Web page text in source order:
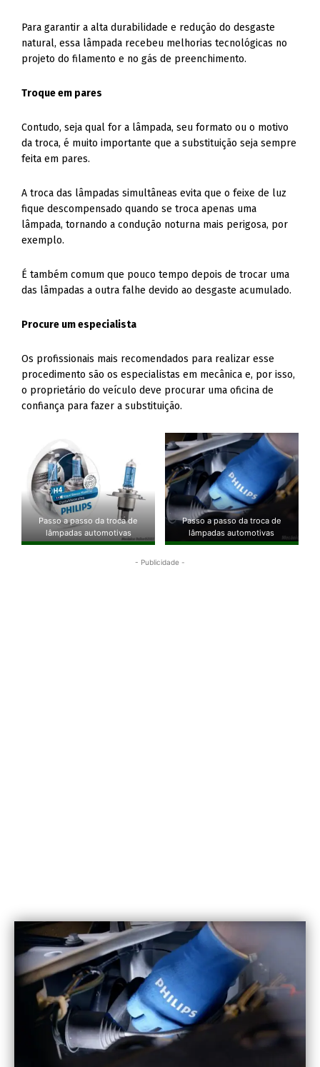
Para garantir a alta durabilidade e redução do desgaste
natural, essa lâmpada recebeu melhorias tecnológicas no
projeto do filamento e no gás de preenchimento.
Troque em pares
Contudo, seja qual for a lâmpada, seu formato ou o motivo
da troca, é muito importante que a substituição seja sempre
feita em pares.
A troca das lâmpadas simultâneas evita que o feixe de luz
fique descompensado quando se troca apenas uma
lâmpada, tornando a condução noturna mais perigosa, por
exemplo.
É também comum que pouco tempo depois de trocar uma
das lâmpadas a outra falhe devido ao desgaste acumulado.
Procure um especialista
Os profissionais mais recomendados para realizar esse
procedimento são os especialistas em mecânica e, por isso,
o proprietário do veículo deve procurar uma oficina de
confiança para fazer a substituição.
Passo a passo da troca de
lâmpadas automotivas
Passo a passo da troca de
lâmpadas automotivas
- Publicidade -